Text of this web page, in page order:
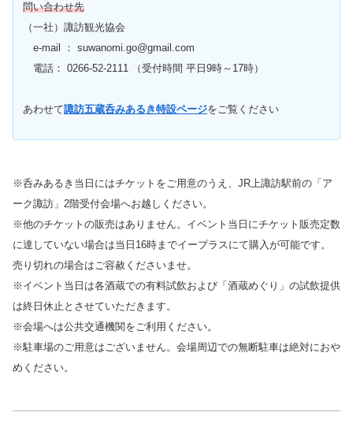
問い合わせ先
（一社）諏訪観光協会
e-mail ： suwanomi.go@gmail.com
電話： 0266-52-2111 （受付時間 平日9時～17時）
あわせて諏訪五蔵呑みあるき特設ページをご覧ください
※呑みあるき当日にはチケットをご用意のうえ、JR上諏訪駅前の「ア
ーク諏訪」2階受付会場へお越しください。
※他のチケットの販売はありません。イベント当日にチケット販売定数
に達していない場合は当日16時までイープラスにて購入が可能です。
売り切れの場合はご容赦くださいませ。
※イベント当日は各酒蔵での有料試飲および「酒蔵めぐり」の試飲提供
は終日休止とさせていただきます。
※会場へは公共交通機関をご利用ください。
※駐車場のご用意はございません。会場周辺での無断駐車は絶対におや
めください。